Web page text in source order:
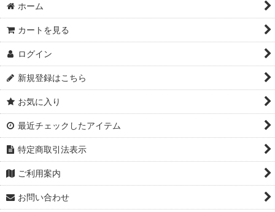
ホーム
カートを見る
ログイン
新規登録はこちら
お気に入り
最近チェックしたアイテム
特定商取引法表示
ご利用案内
お問い合わせ